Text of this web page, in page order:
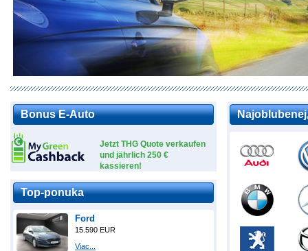
Bonus E-Auto
Jetzt THG Quote verkaufen
und jährlich 250 €
kassieren!
Top-ponuka
Ford
15.590 EUR
Viac...